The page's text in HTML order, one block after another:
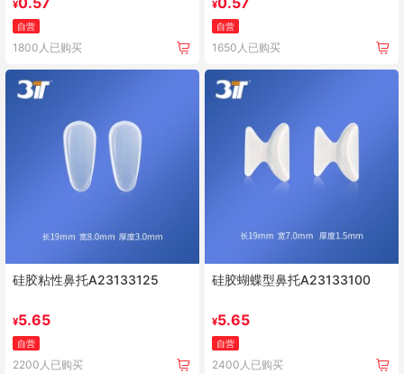
¥
自营
1800人已购买
¥
自营
1650人已购买
硅胶粘性鼻托A23133125
¥5.65
自营
2200人已购买
硅胶蝴蝶型鼻托A23133100
¥5.65
自营
2400人已购买